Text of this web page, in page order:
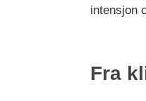
intensjon
Fra